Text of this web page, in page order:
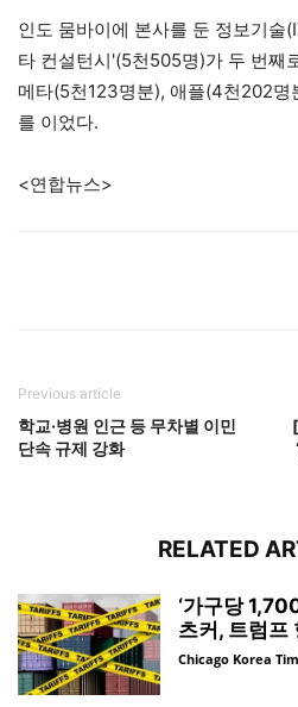
인도 뭄바이에 본사를 둔 정보기술
타 컨설턴시'(5천505명)가 두 번째
메타(5천123명분), 애플(4천202명
를 이었다.
<연합뉴스>
Previous article
학교·병원 인근 등 무차별 이민
단속 규제 강화
RELATED
‘가구당
츠커, 트럼프
Chicago Korea